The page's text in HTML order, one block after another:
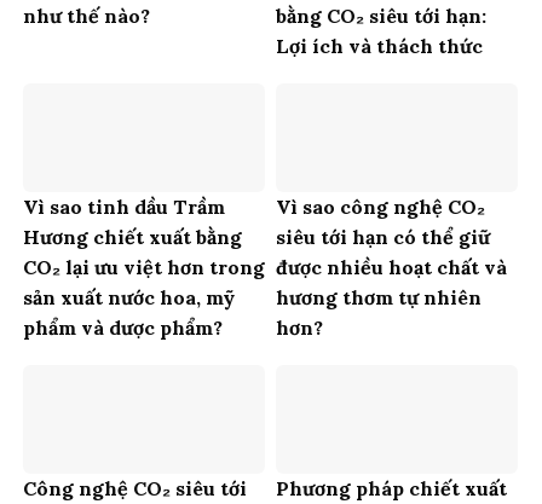
như thế nào?
bằng CO₂ siêu tới hạn:
Lợi ích và thách thức
Vì sao tinh dầu Trầm
Hương chiết xuất bằng
CO₂ lại ưu việt hơn trong
sản xuất nước hoa, mỹ
phẩm và dược phẩm?
Vì sao công nghệ CO₂
siêu tới hạn có thể giữ
được nhiều hoạt chất và
hương thơm tự nhiên
hơn?
Công nghệ CO₂ siêu tới
Phương pháp chiết xuất